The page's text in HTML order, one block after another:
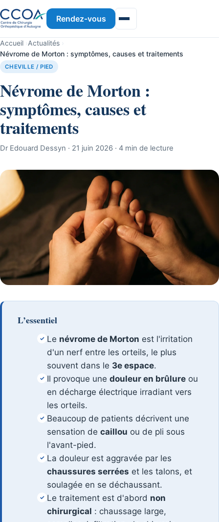
Rendez-vous
Accueil ›Actualités ›
Névrome de Morton : symptômes, causes et traitements
CHEVILLE / PIED
Névrome de Morton :
symptômes, causes et
traitements
Dr Edouard Dessyn · 21 juin 2026 · 4 min de lecture
L’essentiel
✓ Le névrome de Morton est l'irritation
d'un nerf entre les orteils, le plus
souvent dans le 3e espace.
✓ Il provoque une douleur en brûlure ou
en décharge électrique irradiant vers
les orteils.
✓ Beaucoup de patients décrivent une
sensation de caillou ou de pli sous
l'avant-pied.
✓ La douleur est aggravée par les
chaussures serrées et les talons, et
soulagée en se déchaussant.
✓ Le traitement est d'abord non
chirurgical : chaussage large,